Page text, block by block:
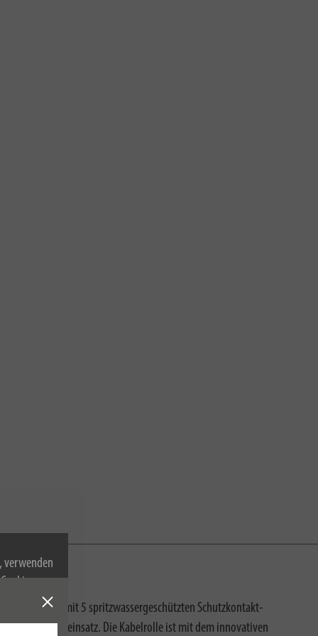
verwenden
zu.
mit 5 spritzwassergeschützten Schutzkontakt-
Steckdoseneinsatz. Die Kabelrolle ist mit dem innovativen